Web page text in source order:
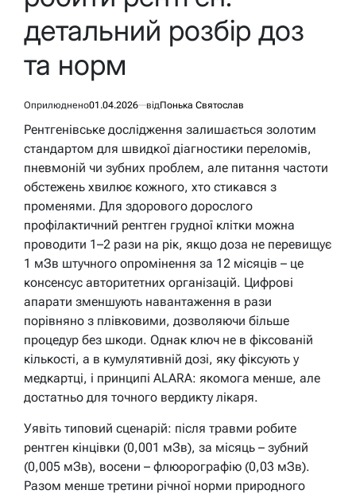
детальний розбір доз
та норм
Оприлюднено01.04.2026 відПонька Святослав
Рентгенівське дослідження залишається золотим
стандартом для швидкої діагностики переломів,
пневмоній чи зубних проблем, але питання частоти
обстежень хвилює кожного, хто стикався з
променями. Для здорового дорослого
профілактичний рентген грудної клітки можна
проводити 1–2 рази на рік, якщо доза не перевищує
1 мЗв штучного опромінення за 12 місяців – це
консенсус авторитетних організацій. Цифрові
апарати зменшують навантаження в рази
порівняно з плівковими, дозволяючи більше
процедур без шкоди. Однак ключ не в фіксованій
кількості, а в кумулятивній дозі, яку фіксують у
медкартці, і принципі ALARA: якомога менше, але
достатньо для точного вердикту лікаря.
Уявіть типовий сценарій: після травми робите
рентген кінцівки (0,001 мЗв), за місяць – зубний
(0,005 мЗв), восени – флюорографію (0,03 мЗв).
Разом менше третини річної норми природного